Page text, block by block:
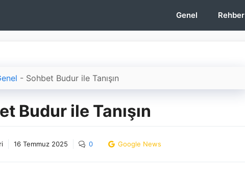
Genel Rehber
- Sohbet Budur ile Tanışın
Budur ile Tanışın
16 Temmuz 2025 0 Google News